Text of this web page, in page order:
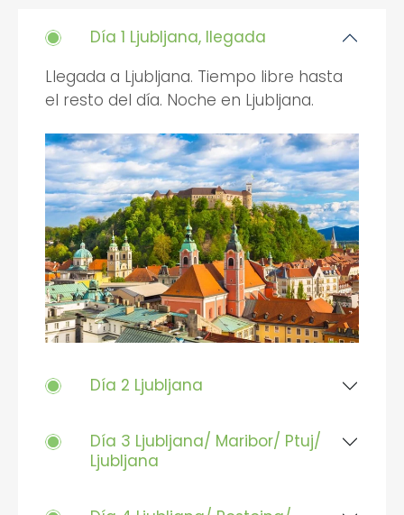
Día 1 Ljubljana, llegada
Llegada a Ljubljana. Tiempo libre hasta
el resto del día. Noche en Ljubljana.
Día 2 Ljubljana
Día 3 Ljubljana/ Maribor/ Ptuj/
Ljubljana